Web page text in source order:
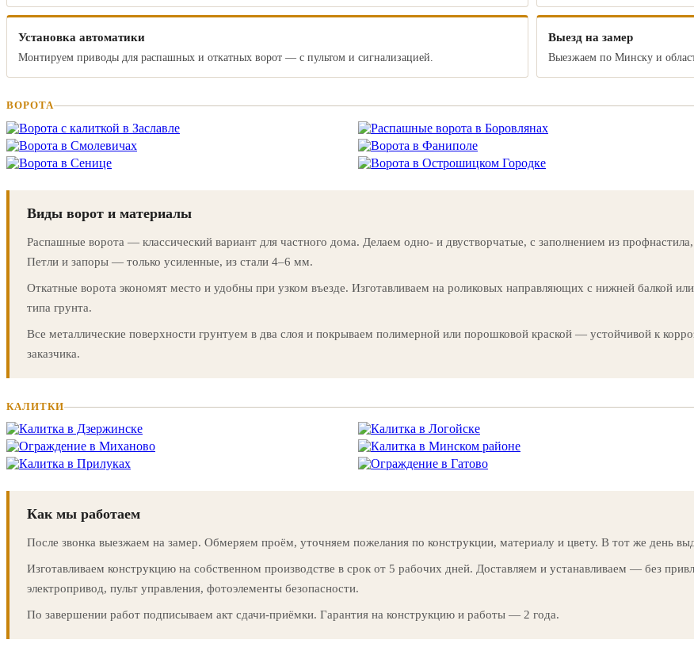
Установка автоматики
Монтируем приводы для распашных и откатных ворот — с пультом и сигнализацией.
Выезд на замер
Выезжаем по Минску и
ВОРОТА
Виды ворот и материалы
Распашные ворота — классический вариант для частного дома. Делаем одно- и двустворчатые, с заполнением из
Петли и запоры — только усиленные, из стали 4–6 мм.
Откатные ворота экономят место и удобны при узком въезде. Изготавливаем на роликовых направляющих с нижней балкой
типа грунта.
Все металлические поверхности грунтуем в два слоя и покрываем полимерной или порошковой краской — устойчивой к
заказчика.
КАЛИТКИ
Как мы работаем
После звонка выезжаем на замер. Обмеряем проём, уточняем пожелания по конструкции, материалу и цвету. В тот же день
Изготавливаем конструкцию на собственном производстве в срок от 5 рабочих дней. Доставляем и устанавливаем — без
электропривод, пульт управления, фотоэлементы безопасности.
По завершении работ подписываем акт сдачи-приёмки. Гарантия на конструкцию и работы — 2 года.